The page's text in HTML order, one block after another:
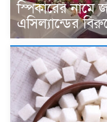
স্পিকারের নামে
এসিল্যান্ডের